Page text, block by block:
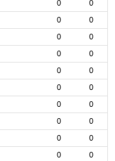
0
0
0
0
0
0
0
0
0
0
0
0
0
0
0
0
0
0
0
0